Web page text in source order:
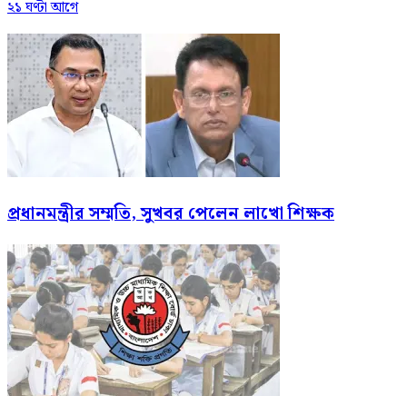
২১ ঘণ্টা আগে
প্রধানমন্ত্রীর সম্মতি, সুখবর পেলেন লাখো শিক্ষক